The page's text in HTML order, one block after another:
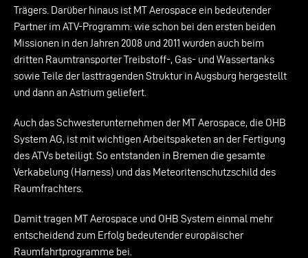
Trägers. Darüber hinaus ist MT Aerospace ein bedeutender
Partner im ATV-Programm: wie schon bei den ersten beiden
Missionen in den Jahren 2008 und 2011 wurden auch beim
dritten Raumtransporter Treibstoff-, Gas- und Wassertanks
sowie Teile der lasttragenden Struktur in Augsburg hergestellt
und dann an Astrium geliefert.
Auch das Schwesterunternehmen der MT Aerospace, die OHB
System AG, ist mit wichtigen Arbeitspaketen an der Fertigung
des ATVs beteiligt. So entstanden in Bremen die gesamte
Verkabelung (Harness) und das Meteoritenschutzschild des
Raumfrachters.
Damit tragen MT Aerospace und OHB System einmal mehr
entscheidend zum Erfolg bedeutender europäischer
Raumfahrtprogramme bei.